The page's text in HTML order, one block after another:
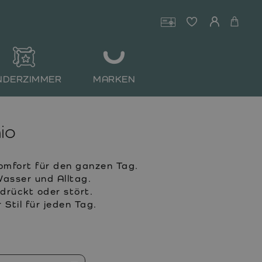
MARKEN
für den ganzen Tag.
und Alltag.
oder stört.
Stil für jeden Tag.